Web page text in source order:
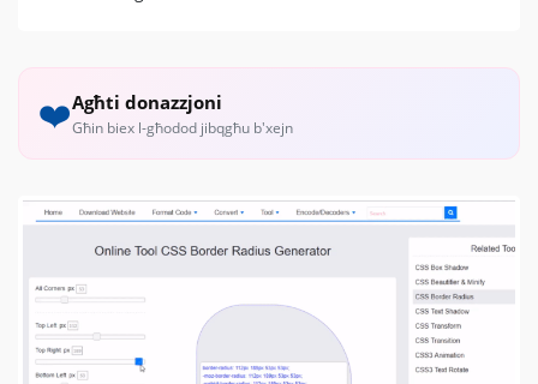
❤️Agħti donazzjoni
Għin biex l-għodod jibqgħu b'xejn